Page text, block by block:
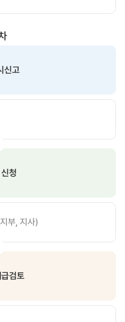
신고
청
부, 지사)
검토